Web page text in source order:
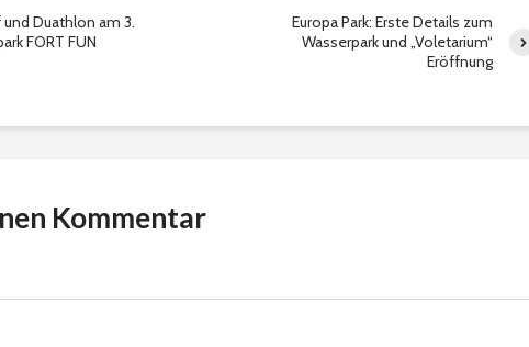
und Duathlon am 3.
FORT FUN
Europa Park: Erste Details zum
Wasserpark und „Voletarium“
Eröffnung
Kommentar